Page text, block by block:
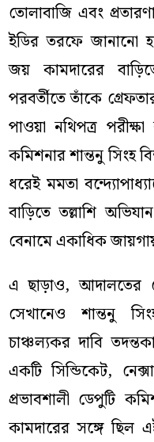
তোলাবাজি এবং
ইডির তরফে জানানো
জয় কামদারের
পরবর্তীতে তাঁকে
পাওয়া নথিপত্র
কমিশনার শান্তনু সিংহ
ধরেই মমতা
বাড়িতে তল্লাশি
বেনামে একাধিক
এ ছাড়াও, আদালতের
সেখানেও শান্তনু
চাঞ্চল্যকর দাবি
একটি সিন্ডিকেট,
প্রভাবশালী ডেপুটি
কামদারের সঙ্গে ছিল